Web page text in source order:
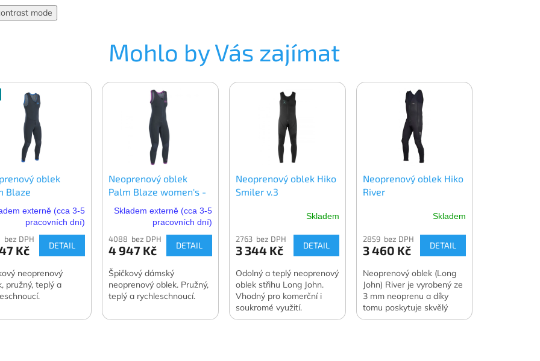
mode
Mohlo by Vás zajímat
oblek
Blaze
externě (cca 3-5
pracovních dní)
DPH
Kč DETAIL
neoprenový
pružný, teplý a
Neoprenový oblek
Palm Blaze women's -
Skladem externě (cca 3-5
pracovních dní)
4088 bez DPH
4 947 Kč DETAIL
Špičkový dámský
neoprenový oblek. Pružný,
teplý a rychleschnoucí.
Neoprenový oblek Hiko
Smiler v.3
Skladem
2763 bez DPH
3 344 Kč DETAIL
Odolný a teplý neoprenový
oblek střihu Long John.
Vhodný pro komerční i
soukromé využití.
Neoprenový oblek Hiko
River
Skladem
2859 bez DPH
3 460 Kč DETAIL
Neoprenový oblek (Long
John) River je vyrobený ze
3 mm neoprenu a díky
tomu poskytuje skvělý
tepelný komfort a